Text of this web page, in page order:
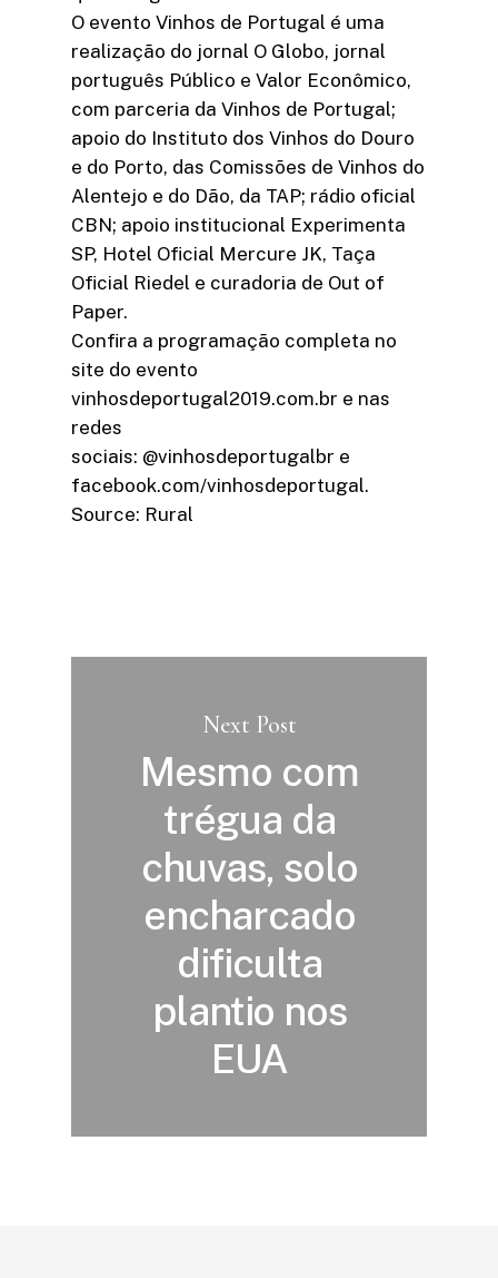
O evento Vinhos de Portugal é uma
realização do jornal O Globo, jornal
português Público e Valor Econômico,
com parceria da Vinhos de Portugal;
apoio do Instituto dos Vinhos do Douro
e do Porto, das Comissões de Vinhos do
Alentejo e do Dão, da TAP; rádio oficial
CBN; apoio institucional Experimenta
SP, Hotel Oficial Mercure JK, Taça
Oficial Riedel e curadoria de Out of
Paper.
Confira a programação completa no
site do evento
vinhosdeportugal2019.com.br e nas
redes
sociais: @vinhosdeportugalbr e
facebook.com/vinhosdeportugal.
Source: Rural
Next Post
Mesmo com
trégua da
chuvas, solo
encharcado
dificulta
plantio nos
EUA